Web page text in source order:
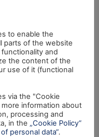
to enable the
parts of the website
and
the content of the
use of it (functional
via the "Cookie
information about
processing and
in the „Cookie Policy“
personal data“.